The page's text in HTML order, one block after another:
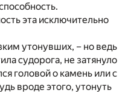
эта исключительно
утонувших, – но ведь
судорога, не затянуло
головой о камень или с
вроде этого, утонуть